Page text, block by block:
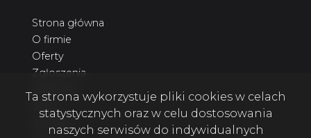
Strona główna
O firmie
Oferty
Zgłoszenia
Kontakt
Ta strona wykorzystuje pliki cookies w celach
statystycznych oraz w celu dostosowania
naszych serwisów do indywidualnych